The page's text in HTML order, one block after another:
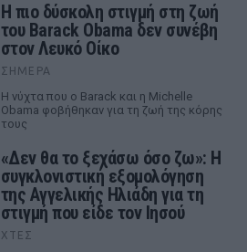
Η πιο δύσκολη στιγμή στη ζωή
του Barack Obama δεν συνέβη
στον Λευκό Οίκο
ΣΉΜΕΡΑ
Η νύχτα που ο Barack και η Michelle
Obama φοβήθηκαν για τη ζωή της κόρης
τους
«Δεν θα το ξεχάσω όσο ζω»: Η
συγκλονιστική εξομολόγηση
της Αγγελικής Ηλιάδη για τη
στιγμή που είδε τον Ιησού
ΧΤΕΣ